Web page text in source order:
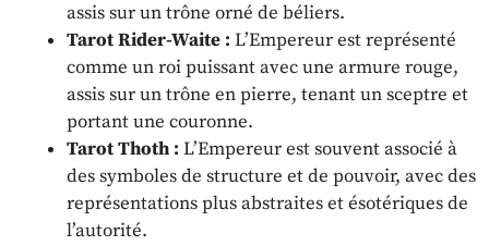
assis sur un trône orné de béliers.
Tarot Rider-Waite : L’Empereur est représenté
comme un roi puissant avec une armure rouge,
assis sur un trône en pierre, tenant un sceptre et
portant une couronne.
Tarot Thoth : L’Empereur est souvent associé à
des symboles de structure et de pouvoir, avec des
représentations plus abstraites et ésotériques de
l’autorité.